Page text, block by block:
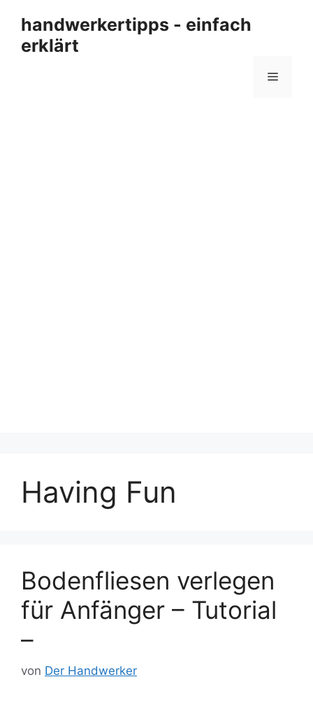
Inhalt
springen
handwerkertipps - einfach
erklärt
Menü
Having Fun
Bodenfliesen verlegen
für Anfänger – Tutorial
–
von Der Handwerker